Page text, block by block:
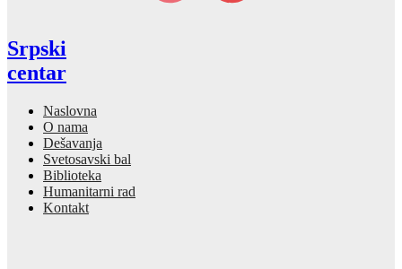
Srpski
centar
Naslovna
O nama
Dešavanja
Svetosavski bal
Biblioteka
Humanitarni rad
Kontakt